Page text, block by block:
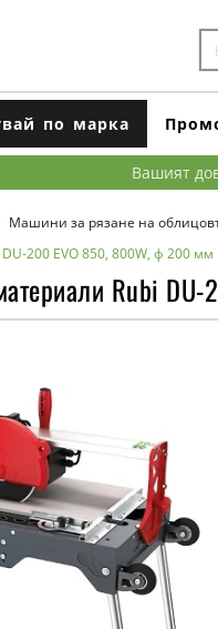
по марка
Вашият
Машини за рязане на
200 EVO 850, 800W, ф 200 мм
Rubi